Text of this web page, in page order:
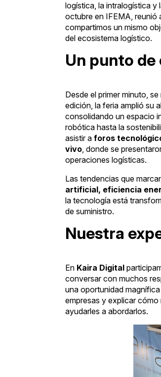
logística, la intralogística y
octubre en IFEMA, reunió
compartimos un mismo
del ecosistema logístico.
Un punto
Desde el primer minuto,
edición, la feria amplió su
consolidando un espacio
robótica hasta la
asistir a foros
vivo, donde se
operaciones logísticas.
Las tendencias que
artificial, eficiencia
la tecnología está
de suministro.
Nuestra
En Kaira Digital
conversar con muchos
una oportunidad
empresas y explicar cómo
ayudarles a abordarlos.